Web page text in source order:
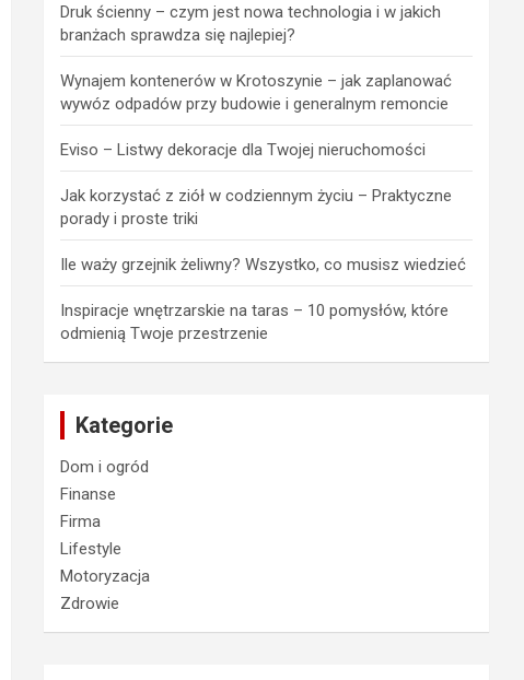
Druk ścienny – czym jest nowa technologia i w jakich
branżach sprawdza się najlepiej?
Wynajem kontenerów w Krotoszynie – jak zaplanować
wywóz odpadów przy budowie i generalnym remoncie
Eviso – Listwy dekoracje dla Twojej nieruchomości
Jak korzystać z ziół w codziennym życiu – Praktyczne
porady i proste triki
Ile waży grzejnik żeliwny? Wszystko, co musisz wiedzieć
Inspiracje wnętrzarskie na taras – 10 pomysłów, które
odmienią Twoje przestrzenie
Kategorie
Dom i ogród
Finanse
Firma
Lifestyle
Motoryzacja
Zdrowie